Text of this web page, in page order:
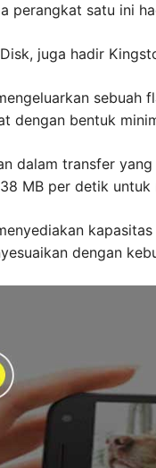
perangkat satu ini
juga hadir
sebuah
dengan bentuk
dalam transfer
MB per detik
dengan